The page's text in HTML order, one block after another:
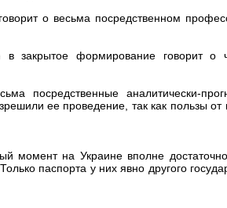
о весьма посредственном
в закрытое формирование говорит о
посредственные аналитически-
ее проведение, так как пользы от
момент на Украине вполне
паспорта у них явно другого